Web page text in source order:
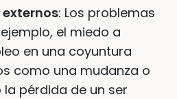
: Los problemas
el miedo a
en una coyuntura
como una mudanza o
pérdida de un ser